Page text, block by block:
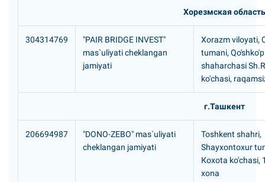
Хорезмская область
304314769
"PAIR BRIDGE INVEST"
mas`uliyati cheklangan
jamiyati
Xorazm viloyati,
tumani,
shaharchasi
ko'chasi,
г.Ташкент
206694987
"DONO-ZEBO" mas`uliyati
cheklangan jamiyati
Toshkent shahri,
Shayxontoxur
Кoxota ko'chasi,
хоna